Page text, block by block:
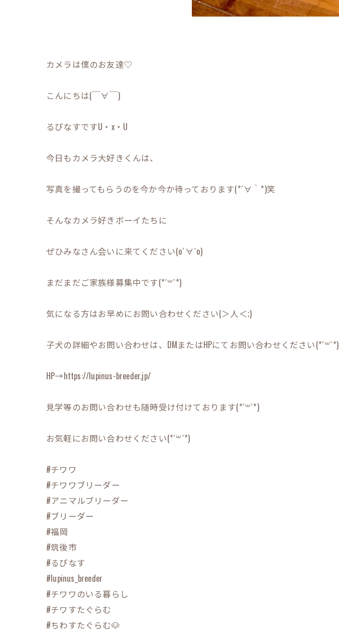
カメラは僕のお友達♡
こんにちは(￣∀￣)
るぴなすですU・x・U
今日もカメラ大好きくんは、
写真を撮ってもらうのを今か今か待っております(*´∀｀*)笑
そんなカメラ好きボーイたちに
ぜひみなさん会いに来てください(о´∀`о)
まだまだご家族様募集中です(*´꒳`*)
気になる方はお早めにお問い合わせください(＞人＜;)
子犬の詳細やお問い合わせは、DMまたはHPにてお問い合わせください(*´꒳`*)
HP→https://lupinus-breeder.jp/
見学等のお問い合わせも随時受け付けております(*´꒳`*)
お気軽にお問い合わせください(*´꒳`*)
#チワワ
#チワワブリーダー
#アニマルブリーダー
#ブリーダー
#福岡
#筑後市
#るぴなす
#lupinus_breeder
#チワワのいる暮らし
#チワすたぐらむ
#ちわすたぐらむ🐶